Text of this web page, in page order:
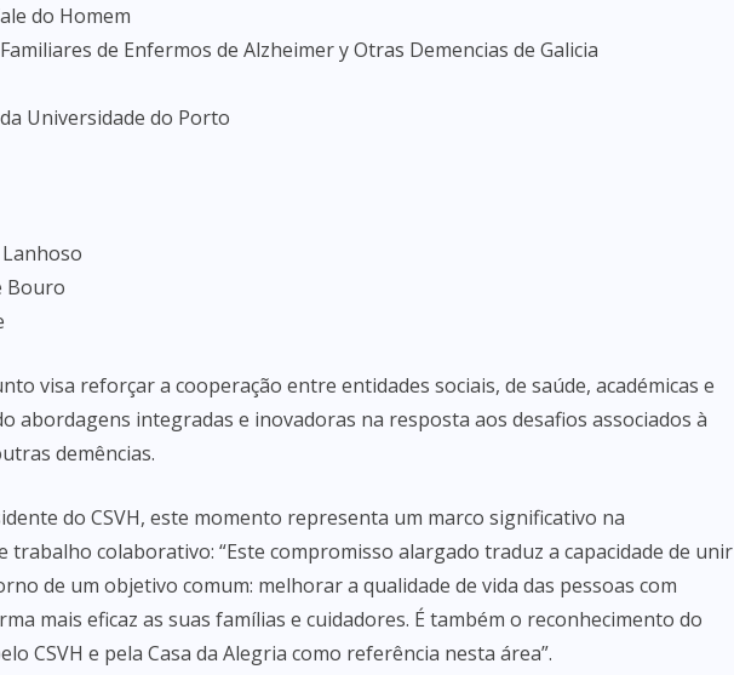
do Homem
Familiares de Enfermos de Alzheimer y Otras Demencias de Galicia
Universidade do Porto
Bouro
visa reforçar a cooperação entre entidades sociais, de saúde, académicas e
abordagens integradas e inovadoras na resposta aos desafios associados à
demências.
do CSVH, este momento representa um marco significativo na
trabalho colaborativo: “Este compromisso alargado traduz a capacidade de unir
de um objetivo comum: melhorar a qualidade de vida das pessoas com
mais eficaz as suas famílias e cuidadores. É também o reconhecimento do
CSVH e pela Casa da Alegria como referência nesta área”.